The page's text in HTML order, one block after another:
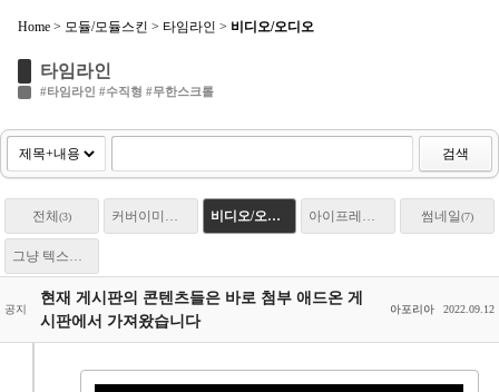
Home > 모듈/모듈스킨 > 타임라인 > 비디오/오디오
타임라인
#타임라인 #수직형 #무한스크롤
검색
전체 (3) 커버이미지 비디오/오디오 아이프레임 썸네일(7)
그냥 텍스트
공지
현재 게시판의 콘텐츠들은 바로 첨부 애드온 게
시판에서 가져왔습니다
아포리아 2022.09.12
Sketchbook5, 스케치북5
Sketchbook5, 스케치북5